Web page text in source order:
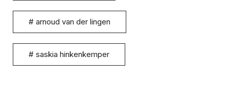
# arnoud van der lingen
# saskia hinkenkemper